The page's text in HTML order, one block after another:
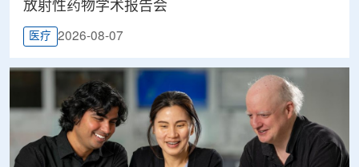
放射性药物学术报告会
医疗 2026-08-07